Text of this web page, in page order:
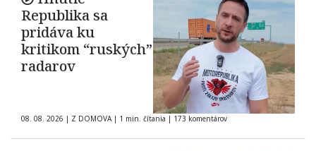
Republika sa
pridáva ku
kritikom “ruských”
radarov
08. 08. 2026 | Z DOMOVA | 1 min. čítania | 173 komentárov